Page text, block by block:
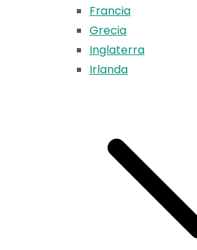
Francia
Grecia
Inglaterra
Irlanda